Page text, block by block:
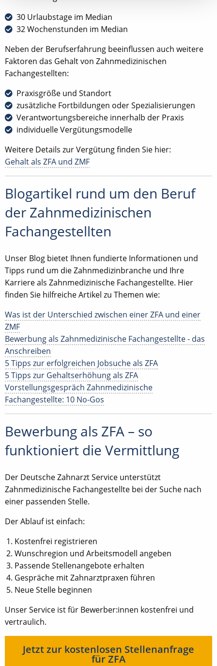
30 Urlaubstage im Median
32 Wochenstunden im Median
Neben der Berufserfahrung beeinflussen auch weitere
Faktoren das Gehalt von Zahnmedizinischen
Fachangestellten:
Praxisgröße und Standort
zusätzliche Fortbildungen oder Spezialisierungen
Verantwortungsbereiche innerhalb der Praxis
individuelle Vergütungsmodelle
Weitere Details zur Vergütung finden Sie hier:
Gehalt als ZFA und ZMF
Blogartikel rund um den Beruf
der Zahnmedizinischen
Fachangestellten
Unser Blog bietet Ihnen fundierte Informationen und
Tipps rund um die Zahnmedizinbranche und Ihre
Karriere als Zahnmedizinische Fachangestellte. Hier
finden Sie hilfreiche Artikel zu Themen wie:
Was ist der Unterschied zwischen einer ZFA und einer
ZMF
Bewerbung als Zahnmedizinische Fachangestellte - das
Anschreiben
5 Tipps zur erfolgreichen Jobsuche als ZFA
5 Tipps zur Gehaltserhöhung als ZFA
Vorstellungsgespräch Zahnmedizinische
Fachangestellte: 10 No-Gos
Bewerbung als ZFA – so
funktioniert die Vermittlung
Der Deutsche Zahnarzt Service unterstützt
Zahnmedizinische Fachangestellte bei der Suche nach
einer passenden Stelle.
Der Ablauf ist einfach:
Kostenfrei registrieren
Wunschregion und Arbeitsmodell angeben
Passende Stellenangebote erhalten
Gespräche mit Zahnarztpraxen führen
Neue Stelle beginnen
Unser Service ist für Bewerber:innen kostenfrei und
vertraulich.
Jetzt zur kostenlosen Stellenanfrage
für ZFA